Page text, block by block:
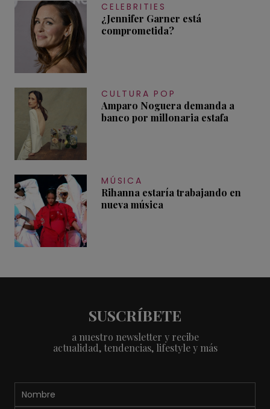
CELEBRITIES
¿Jennifer Garner está
comprometida?
CULTURA POP
Amparo Noguera demanda a
banco por millonaria estafa
MÚSICA
Rihanna estaría trabajando en
nueva música
SUSCRÍBETE
a nuestro newsletter y recibe
actualidad, tendencias, lifestyle y más